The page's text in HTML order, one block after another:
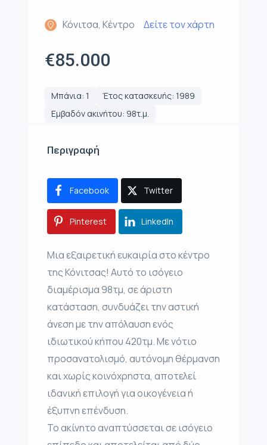
Κόνιτσα, Κέντρο Δείτε τον χάρτη
€85.000
Μπάνια: 1
Έτος κατασκευής: 1989
Εμβαδόν ακινήτου: 98τ.μ.
Περιγραφή
Facebook Twitter
Pinterest LinkedIn
Μια εξαιρετική ευκαιρία στο κέντρο
της Κόνιτσας! Αυτό το ισόγειο
διαμέρισμα 98τμ, σε άριστη
κατάσταση, συνδυάζει την αστική
άνεση με την απόλαυση ενός
ιδιωτικού κήπου 420τμ. Με νότιο
προσανατολισμό, αυτόνομη θέρμανση
και χωρίς κοινόχρηστα, αποτελεί
ιδανική επιλογή για οικογένεια ή
έξυπνη επένδυση.
Το ακίνητο αναπτύσσεται σε ισόγειο